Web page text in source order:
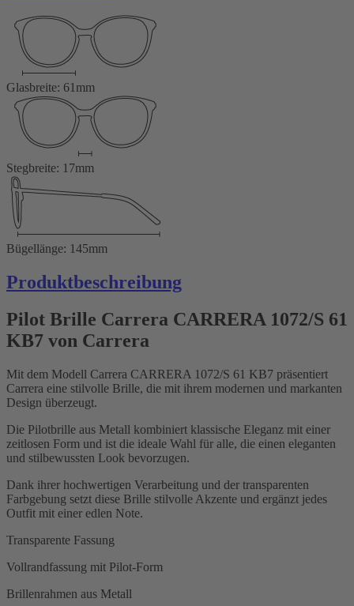
Glasbreite: 61mm
Stegbreite: 17mm
Bügellänge: 145mm
Produktbeschreibung
Pilot Brille Carrera CARRERA 1072/S 61
KB7 von Carrera
Mit dem Modell Carrera CARRERA 1072/S 61 KB7 präsentiert
Carrera eine stilvolle Brille, die mit ihrem modernen und markanten
Design überzeugt.
Die Pilotbrille aus Metall kombiniert klassische Eleganz mit einer
zeitlosen Form und ist die ideale Wahl für alle, die einen eleganten
und stilbewussten Look bevorzugen.
Dank ihrer hochwertigen Verarbeitung und der transparenten
Farbgebung setzt diese Brille stilvolle Akzente und ergänzt jedes
Outfit mit einer edlen Note.
Transparente Fassung
Vollrandfassung mit Pilot-Form
Brillenrahmen aus Metall